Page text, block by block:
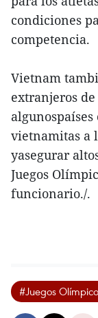
condiciones
competencia.
Vietnam
extranjeros de
vietnamitas a
yasegurar
Juegos
funcionario./.
#Juegos